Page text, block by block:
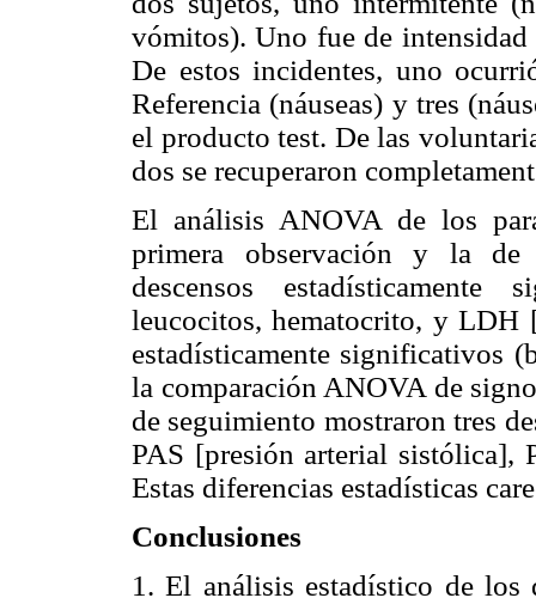
vómitos). Uno fue de intensidad
De estos incidentes, uno
Referencia (náuseas) y tres
el producto test. De las
dos se recuperaron
El análisis ANOVA de los
primera observación y la
descensos estadísticamente
leucocitos, hematocrito, y LDH
estadísticamente significativos
la comparación ANOVA de
de seguimiento mostraron tres
PAS [presión arterial sistólica],
Estas diferencias estadísticas
Conclusiones
1. El análisis estadístico de los